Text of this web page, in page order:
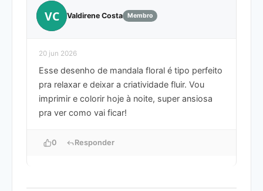
VC Valdirene Costa Membro
20 jun 2026
Esse desenho de mandala floral é tipo perfeito
pra relaxar e deixar a criatividade fluir. Vou
imprimir e colorir hoje à noite, super ansiosa
pra ver como vai ficar!
0 Responder